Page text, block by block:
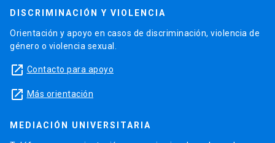
DISCRIMINACIÓN Y VIOLENCIA
Orientación y apoyo en casos de discriminación, violencia de
género o violencia sexual.
launch Contacto para apoyo
launch Más orientación
MEDIACIÓN UNIVERSITARIA